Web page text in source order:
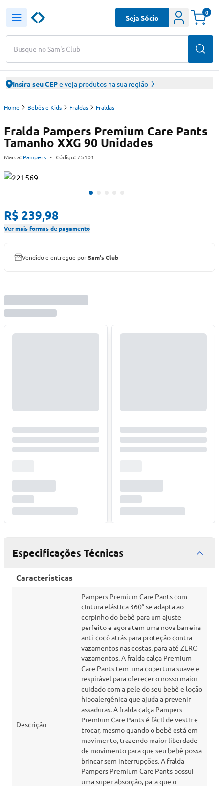
Busque no Sam's Club
Seja Sócio
0
Insira seu CEPe veja produtos na sua região
Home Bebês e Kids Fraldas Fraldas
Fralda Pampers Premium Care Pants
Tamanho XXG 90 Unidades
Marca: Pampers - Código: 75101
R$ 239,98
Ver mais formas de pagamento
Vendido e entregue porSam's Club
Especificações Técnicas
Características
Descrição
Pampers Premium Care Pants com
cintura elástica 360° se adapta ao
corpinho do bebê para um ajuste
perfeito e agora tem uma nova barreira
anti-cocô atrás para proteção contra
vazamentos nas costas, para até ZERO
vazamentos. A fralda calça Premium
Care Pants tem uma cobertura suave e
respirável para oferecer o nosso maior
cuidado com a pele do seu bebê e loção
hipoalergênica que ajuda a prevenir
assaduras. A fralda calça Pampers
Premium Care Pants é fácil de vestir e
trocar, mesmo quando o bebê está em
movimento, trazendo maior liberdade
de movimento para que seu bebê possa
brincar sem interrupções. A fralda
Pampers Premium Care Pants possui
uma super absorção, para que o